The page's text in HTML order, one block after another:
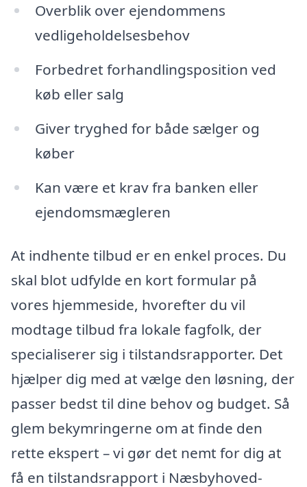
Overblik over ejendommens
vedligeholdelsesbehov
Forbedret forhandlingsposition ved
køb eller salg
Giver tryghed for både sælger og
køber
Kan være et krav fra banken eller
ejendomsmægleren
At indhente tilbud er en enkel proces. Du
skal blot udfylde en kort formular på
vores hjemmeside, hvorefter du vil
modtage tilbud fra lokale fagfolk, der
specialiserer sig i tilstandsrapporter. Det
hjælper dig med at vælge den løsning, der
passer bedst til dine behov og budget. Så
glem bekymringerne om at finde den
rette ekspert – vi gør det nemt for dig at
få en tilstandsrapport i Næsbyhoved-